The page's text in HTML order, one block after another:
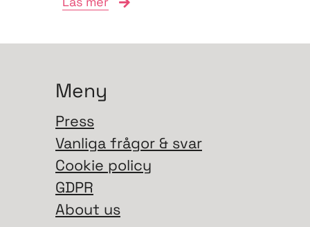
Meny
Press
Vanliga frågor & svar
Cookie policy
GDPR
About us